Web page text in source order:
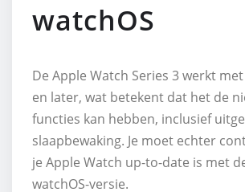
watchOS
De Apple Watch Series 3 werkt
en later, wat betekent dat het de
functies kan hebben, inclusief
slaapbewaking. Je moet echter
je Apple Watch up-to-date is met
watchOS-versie.